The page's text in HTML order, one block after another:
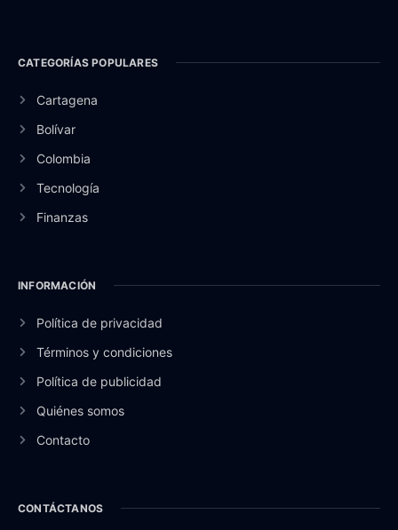
CATEGORÍAS POPULARES
Cartagena
Bolívar
Colombia
Tecnología
Finanzas
INFORMACIÓN
Política de privacidad
Términos y condiciones
Política de publicidad
Quiénes somos
Contacto
CONTÁCTANOS